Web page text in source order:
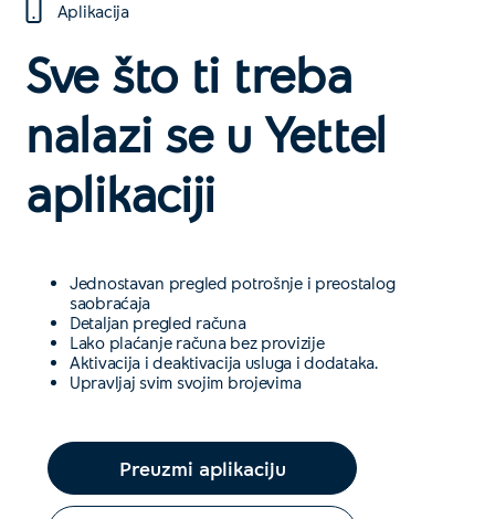
Aplikacija
Sve što ti treba
nalazi se u Yettel
aplikaciji
Jednostavan pregled potrošnje i preostalog
saobraćaja
Detaljan pregled računa
Lako plaćanje računa bez provizije
Aktivacija i deaktivacija usluga i dodataka.
Upravljaj svim svojim brojevima
Preuzmi aplikaciju